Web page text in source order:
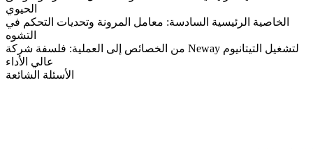
الحيوي
الخاصية الرئيسية السادسة: معامل المرونة وتحديات التحكم في
التشوه
من الخصائص إلى العملية: فلسفة شركة Neway لتشغيل التيتانيوم
عالي الأداء
الأسئلة الشائعة